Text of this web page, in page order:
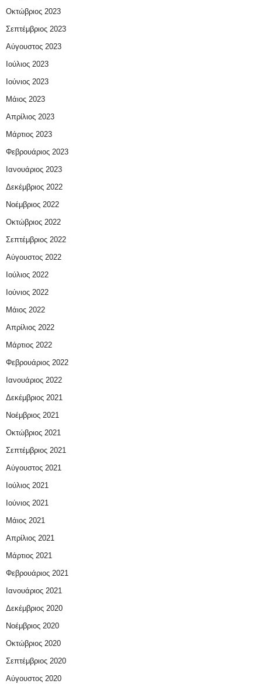
Οκτώβριος 2023
Σεπτέμβριος 2023
Αύγουστος 2023
Ιούλιος 2023
Ιούνιος 2023
Μάιος 2023
Απρίλιος 2023
Μάρτιος 2023
Φεβρουάριος 2023
Ιανουάριος 2023
Δεκέμβριος 2022
Νοέμβριος 2022
Οκτώβριος 2022
Σεπτέμβριος 2022
Αύγουστος 2022
Ιούλιος 2022
Ιούνιος 2022
Μάιος 2022
Απρίλιος 2022
Μάρτιος 2022
Φεβρουάριος 2022
Ιανουάριος 2022
Δεκέμβριος 2021
Νοέμβριος 2021
Οκτώβριος 2021
Σεπτέμβριος 2021
Αύγουστος 2021
Ιούλιος 2021
Ιούνιος 2021
Μάιος 2021
Απρίλιος 2021
Μάρτιος 2021
Φεβρουάριος 2021
Ιανουάριος 2021
Δεκέμβριος 2020
Νοέμβριος 2020
Οκτώβριος 2020
Σεπτέμβριος 2020
Αύγουστος 2020